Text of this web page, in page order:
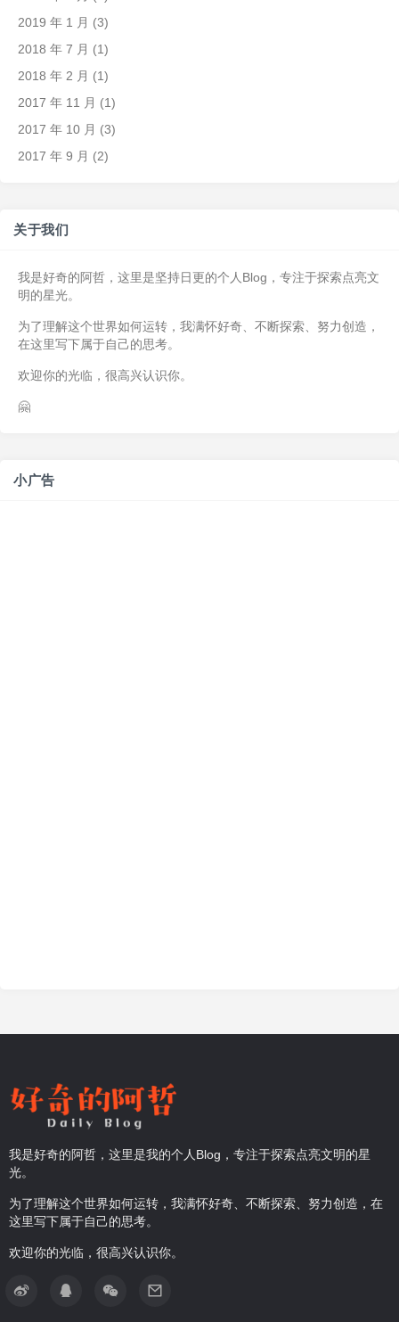
2019 年 1 月 (3)
2018 年 7 月 (1)
2018 年 2 月 (1)
2017 年 11 月 (1)
2017 年 10 月 (3)
2017 年 9 月 (2)
关于我们
我是好奇的阿哲，这里是坚持日更的个人Blog，专注于探索点亮文
明的星光。
为了理解这个世界如何运转，我满怀好奇、不断探索、努力创造，
在这里写下属于自己的思考。
欢迎你的光临，很高兴认识你。
🤗
小广告
我是好奇的阿哲，这里是我的个人Blog，专注于探索点亮文明的星
光。
为了理解这个世界如何运转，我满怀好奇、不断探索、努力创造，在
这里写下属于自己的思考。
欢迎你的光临，很高兴认识你。